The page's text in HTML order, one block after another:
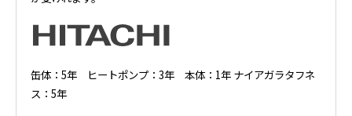
缶体：5年 ヒートポンプ：3年 本体：1年 ナイアガラタフネ
ス：5年